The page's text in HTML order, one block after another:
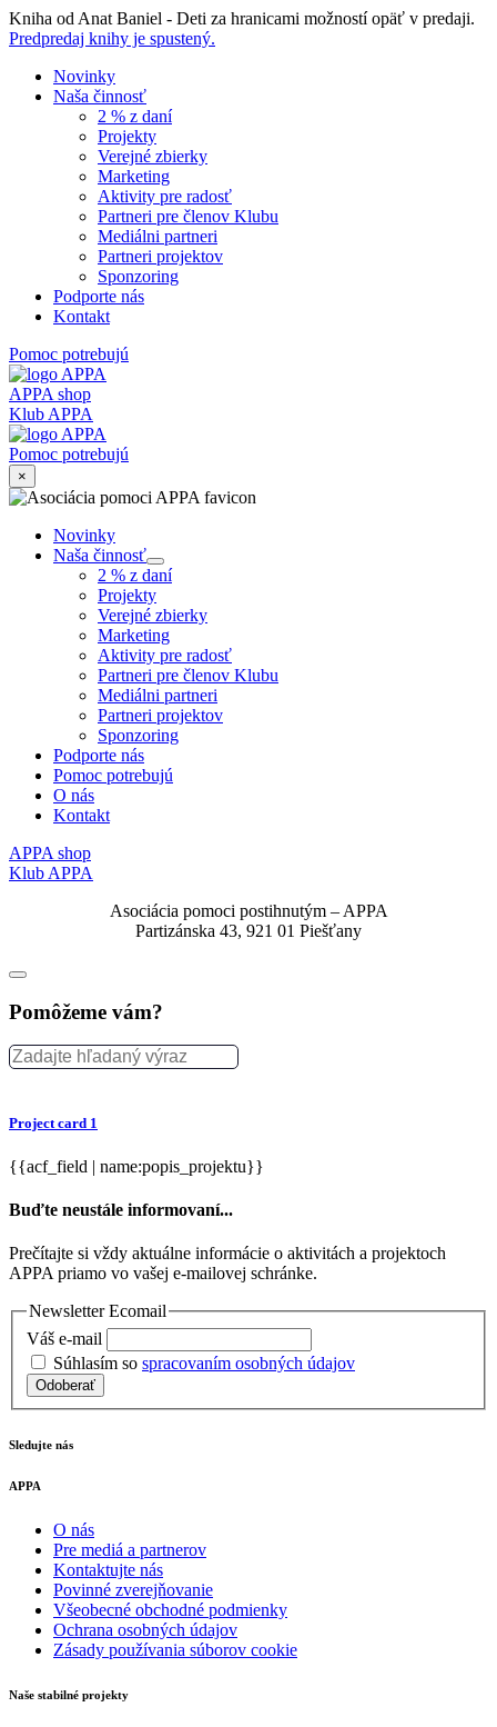
Skip
to
Kniha od Anat Baniel - Deti za hranicami možností opäť v predaji.
Predpredaj knihy je spustený.
Novinky
Naša činnosť
2 % z daní
Projekty
Verejné zbierky
Marketing
Aktivity pre radosť
Partneri pre členov Klubu
Mediálni partneri
Partneri projektov
Sponzoring
Podporte nás
Kontakt
Pomoc potrebujú
APPA shop
Klub APPA
Pomoc potrebujú
×
Novinky
Naša činnosť
Submenu
2 % z daní
Projekty
Verejné zbierky
Marketing
Aktivity pre radosť
Partneri pre členov Klubu
Mediálni partneri
Partneri projektov
Sponzoring
Podporte nás
Pomoc potrebujú
O nás
Kontakt
APPA shop
Klub APPA
Asociácia pomoci postihnutým – APPA
Partizánska 43, 921 01 Piešťany
Pomôžeme vám?
Project card 1
{{acf_field | name:popis_projektu}}
Buďte neustále informovaní...
Prečítajte si vždy aktuálne informácie o aktivitách a projektoch
APPA priamo vo vašej e-mailovej schránke.
Newsletter Ecomail
Váš e-mail
Súhlasím so spracovaním osobných údajov
Odoberať
Sledujte nás
APPA
O nás
Pre mediá a partnerov
Kontaktujte nás
Povinné zverejňovanie
Všeobecné obchodné podmienky
Ochrana osobných údajov
Zásady používania súborov cookie
Naše stabilné projekty